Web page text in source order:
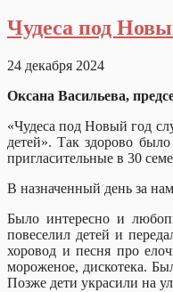
Чудеса под
24 декабря 2024
Оксана Васильева,
«Чудеса под Новый год
детей». Так здорово
пригласительные в 30
В назначенный день за
Было интересно и
повеселил детей и
хоровод и песня про
мороженое, дискотека.
Позже дети украсили на